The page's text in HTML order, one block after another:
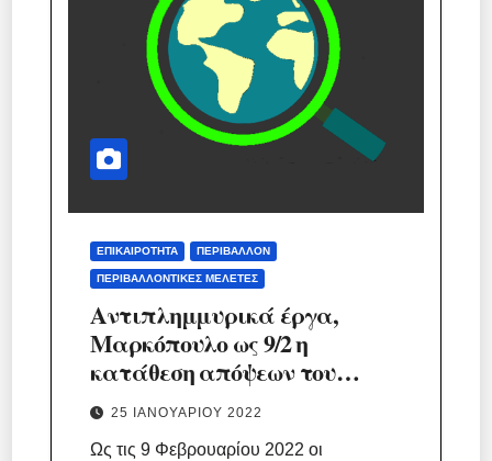
ΕΠΙΚΑΙΡΌΤΗΤΑ ΠΕΡΙΒΆΛΛΟΝ
ΠΕΡΙΒΑΛΛΟΝΤΙΚΈΣ ΜΕΛΈΤΕΣ
Αντιπλημμυρικά έργα,
Μαρκόπουλο ως 9/2 η
κατάθεση απόψεων του
κοινού.
25 ΙΑΝΟΥΑΡΊΟΥ 2022
Ως τις 9 Φεβρουαρίου 2022 οι